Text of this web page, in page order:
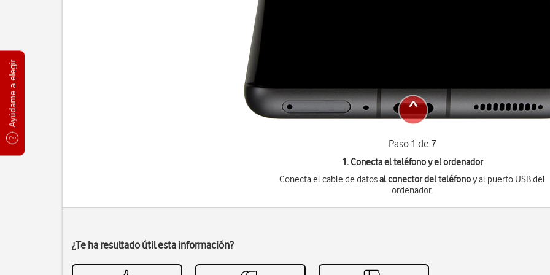
Ayúdame a elegir
Paso 1 de 7
1. Conecta el teléfono y el ordenador
Conecta el cable de datosal conector del teléfonoy al puerto USB del
ordenador.
¿Te ha resultado útil esta información?